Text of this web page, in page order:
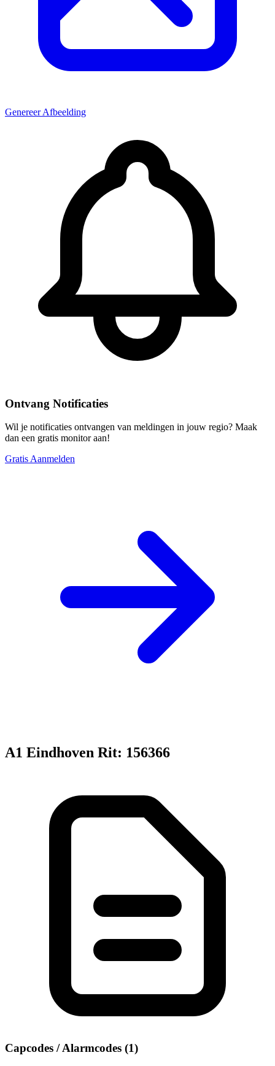
Genereer Afbeelding
Ontvang Notificaties
Wil je notificaties ontvangen van meldingen in jouw regio? Maak
dan een gratis monitor aan!
Gratis Aanmelden
A1 Eindhoven Rit: 156366
Capcodes / Alarmcodes (1)